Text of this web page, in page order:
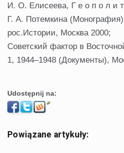
И. О. Елисеева, Г е о п о л и
Г. А. Потемкина
рос.Истории, Москва 2000;
Советский фактор в
1, 1944–1948 (Документы),
Udostępnij na:
Powiązane artykuły: